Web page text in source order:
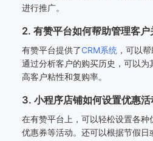
进行推广。
2. 有赞平台如何帮助管理客户
有赞平台提供了CRM系统 ，可以
通过分析客户的购买历史，可以
高客户粘性和复购率。
3. 小程序店铺如何设置优惠活
在有赞平台上，可以轻松设置各
优惠券等活动。还可以根据节假